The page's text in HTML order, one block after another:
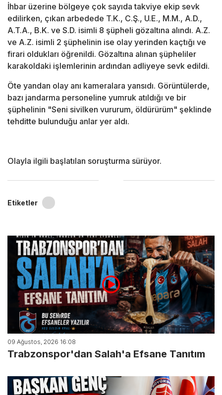
İhbar üzerine bölgeye çok sayıda takviye ekip sevk
edilirken, çıkan arbedede T.K., C.Ş., U.E., M.M., A.D.,
A.T.A., B.K. ve S.D. isimli 8 şüpheli gözaltına alındı. A.Z.
ve A.Z. isimli 2 şüphelinin ise olay yerinden kaçtığı ve
firari oldukları öğrenildi. Gözaltına alınan şüpheliler
karakoldaki işlemlerinin ardından adliyeye sevk edildi.
Öte yandan olay anı kameralara yansıdı. Görüntülerde,
bazı jandarma personeline yumruk atıldığı ve bir
şüphelinin "Seni sivilken vururum, öldürürüm" şeklinde
tehditte bulunduğu anlar yer aldı.
Olayla ilgili başlatılan soruşturma sürüyor.
Etiketler
09 Ağustos, 2026 16:08
Trabzonspor'dan Salah'a Efsane Tanıtım